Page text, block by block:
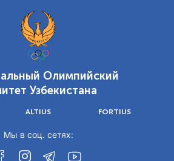
Олимпийский
Узбекистана
ALTIUS FORTIUS
Мы в соц. сетях: